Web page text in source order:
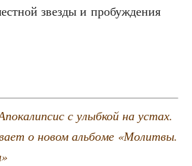
звез­ды и про­буж­де­ния
с улыб­кой на устах.
о новом аль­бо­ме «Молит­вы.